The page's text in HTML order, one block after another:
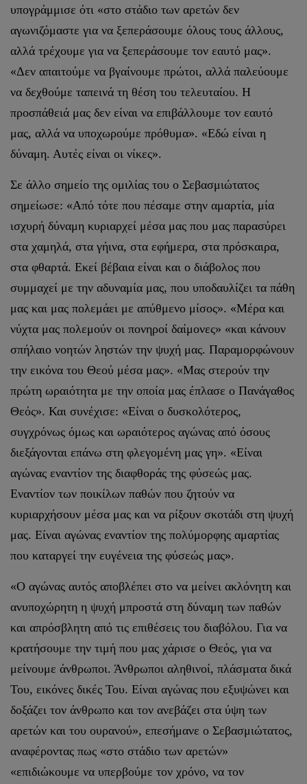
υπογράμμισε ότι «στο στάδιο των αρετών δεν
αγωνιζόμαστε για να ξεπεράσουμε όλους τους άλλους,
αλλά τρέχουμε για να ξεπεράσουμε τον εαυτό μας».
«Δεν απαιτούμε να βγαίνουμε πρώτοι, αλλά παλεύουμε
να δεχθούμε ταπεινά τη θέση του τελευταίου. Η
προσπάθειά μας δεν είναι να επιβάλλουμε τον εαυτό
μας, αλλά να υποχωρούμε πρόθυμα». «Εδώ είναι η
δύναμη. Αυτές είναι οι νίκες».
Σε άλλο σημείο της ομιλίας του ο Σεβασμιώτατος
σημείωσε: «Από τότε που πέσαμε στην αμαρτία, μία
ισχυρή δύναμη κυριαρχεί μέσα μας που μας παρασύρει
στα χαμηλά, στα γήινα, στα εφήμερα, στα πρόσκαιρα,
στα φθαρτά. Εκεί βέβαια είναι και ο διάβολος που
συμμαχεί με την αδυναμία μας, που υποδαυλίζει τα πάθη
μας και μας πολεμάει με απύθμενο μίσος». «Μέρα και
νύχτα μας πολεμούν οι πονηροί δαίμονες» «και κάνουν
σπήλαιο νοητών ληστών την ψυχή μας. Παραμορφώνουν
την εικόνα του Θεού μέσα μας». «Μας στερούν την
πρώτη ωραιότητα με την οποία μας έπλασε ο Πανάγαθος
Θεός». Και συνέχισε: «Είναι ο δυσκολότερος,
συγχρόνως όμως και ωραιότερος αγώνας από όσους
διεξάγονται επάνω στη φλεγομένη μας γη». «Είναι
αγώνας εναντίον της διαφθοράς της φύσεώς μας.
Εναντίον των ποικίλων παθών που ζητούν να
κυριαρχήσουν μέσα μας και να ρίξουν σκοτάδι στη ψυχή
μας. Είναι αγώνας εναντίον της πολύμορφης αμαρτίας
που καταργεί την ευγένεια της φύσεώς μας».
«Ο αγώνας αυτός αποβλέπει στο να μείνει ακλόνητη και
ανυποχώρητη η ψυχή μπροστά στη δύναμη των παθών
και απρόσβλητη από τις επιθέσεις του διαβόλου. Για να
κρατήσουμε την τιμή που μας χάρισε ο Θεός, για να
μείνουμε άνθρωποι. Άνθρωποι αληθινοί, πλάσματα δικά
Του, εικόνες δικές Του. Είναι αγώνας που εξυψώνει και
δοξάζει τον άνθρωπο και τον ανεβάζει στα ύψη των
αρετών και του ουρανού», επεσήμανε ο Σεβασμιώτατος,
αναφέροντας πως «στο στάδιο των αρετών»
«επιδιώκουμε να υπερβούμε τον χρόνο, να τον